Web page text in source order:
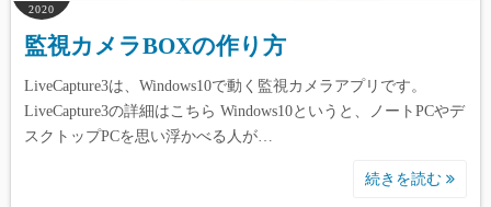
2020
監視カメラBOXの作り方
LiveCapture3は、Windows10で動く監視カメラアプリです。
LiveCapture3の詳細はこちら Windows10というと、ノートPCやデ
スクトップPCを思い浮かべる人が…
続きを読む